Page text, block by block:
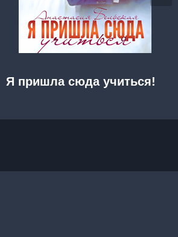
Я пришла сюда учиться!